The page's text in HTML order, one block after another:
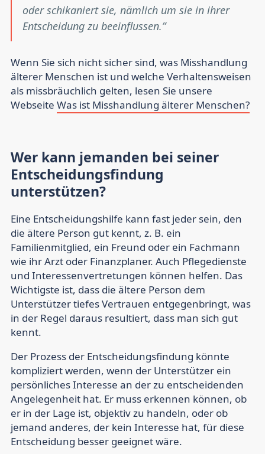
oder schikaniert sie, nämlich um sie in ihrer
Entscheidung zu beeinflussen.
Wenn Sie sich nicht sicher sind, was Misshandlung
älterer Menschen ist und welche Verhaltensweisen
als missbräuchlich gelten, lesen Sie unsere
Webseite Was ist Misshandlung älterer Menschen?
Wer kann jemanden bei seiner
Entscheidungsfindung
unterstützen?
Eine Entscheidungshilfe kann fast jeder sein, den
die ältere Person gut kennt, z. B. ein
Familienmitglied, ein Freund oder ein Fachmann
wie ihr Arzt oder Finanzplaner. Auch Pflegedienste
und Interessenvertretungen können helfen. Das
Wichtigste ist, dass die ältere Person dem
Unterstützer tiefes Vertrauen entgegenbringt, was
in der Regel daraus resultiert, dass man sich gut
kennt.
Der Prozess der Entscheidungsfindung könnte
kompliziert werden, wenn der Unterstützer ein
persönliches Interesse an der zu entscheidenden
Angelegenheit hat. Er muss erkennen können, ob
er in der Lage ist, objektiv zu handeln, oder ob
jemand anderes, der kein Interesse hat, für diese
Entscheidung besser geeignet wäre.